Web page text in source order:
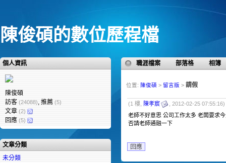
陳俊碩的數位歷程檔
職涯檔案 部落格 相簿
個人資訊
陳俊碩
訪客 (24088), 推薦 (5)
文章 (2)
回應 (5)
文章分類
未分類
位置: 陳俊碩 > 留言版 > 請假
(1 樓, 陳孝宸
, 2012-02-25 07:55:16)
老師不好意思 公司工作太多 老闆要求
否請老師通融一下
回應